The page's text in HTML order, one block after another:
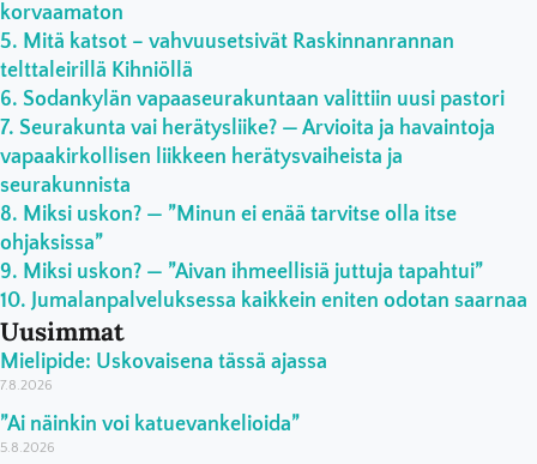
korvaamaton
Mitä katsot – vahvuusetsivät Raskinnanrannan
telttaleirillä Kihniöllä
Sodankylän vapaaseurakuntaan valittiin uusi pastori
Seurakunta vai herätysliike? — Arvioita ja havaintoja
vapaakirkollisen liikkeen herätysvaiheista ja
seurakunnista
Miksi uskon? — ”Minun ei enää tarvitse olla itse
ohjaksissa”
Miksi uskon? — ”Aivan ihmeellisiä juttuja tapahtui”
Jumalanpalveluksessa kaikkein eniten odotan saarnaa
Uusimmat
Mielipide: Uskovaisena tässä ajassa
7.8.2026
”Ai näinkin voi katuevankelioida”
5.8.2026